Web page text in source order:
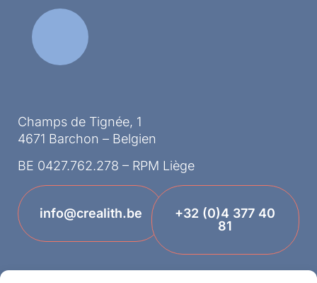
Champs de Tignée, 1
4671 Barchon – Belgien
BE 0427.762.278 – RPM Liège
info@crealith.be
+32 (0)4 377 40
81